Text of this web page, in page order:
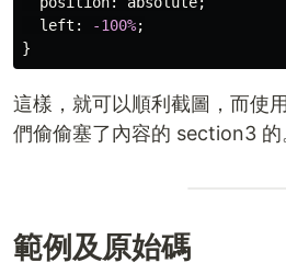
left : -100%;
}
這樣，就可以順利截圖，而使
們偷偷塞了內容的 section3 的
範例及原始碼